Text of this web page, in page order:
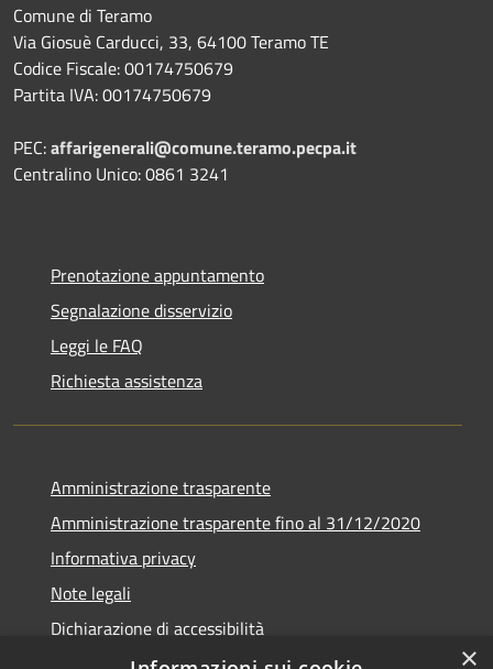
Comune di Teramo
Via Giosuè Carducci, 33, 64100 Teramo TE
Codice Fiscale: 00174750679
Partita IVA: 00174750679
PEC:affarigenerali@comune.teramo.pecpa.it
Centralino Unico: 0861 3241
Prenotazione appuntamento
Segnalazione disservizio
Leggi le FAQ
Richiesta assistenza
Amministrazione trasparente
Amministrazione trasparente fino al 31/12/2020
Informativa privacy
Note legali
Dichiarazione di accessibilità
×